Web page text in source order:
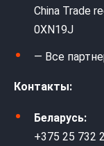
China Trade
0XN19J
— Все
Контакты:
Беларусь:
+375 25 732